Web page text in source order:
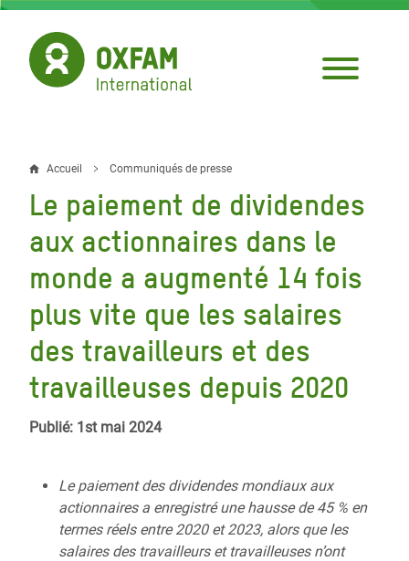
Aller
contenu
principal
Fil
d'Ariane
Accueil Communiqués de presse
Le paiement de dividendes
aux actionnaires dans le
monde a augmenté 14 fois
plus vite que les salaires
des travailleurs et des
travailleuses depuis 2020
Publié: 1st mai 2024
Le paiement des dividendes mondiaux aux
actionnaires a enregistré une hausse de 45 % en
termes réels entre 2020 et 2023, alors que les
salaires des travailleurs et travailleuses n’ont